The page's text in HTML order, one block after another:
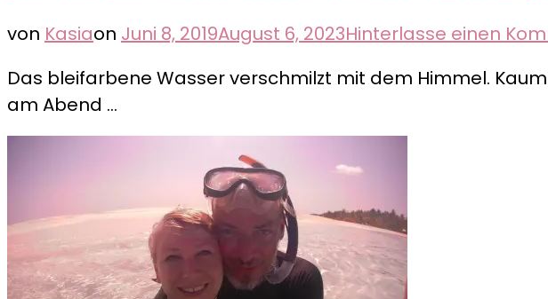
von Kasiaon Juni 8, 2019August 6, 2023Hinterlasse einen
Das bleifarbene Wasser verschmilzt mit dem Himmel.
am Abend …